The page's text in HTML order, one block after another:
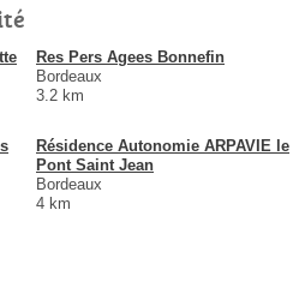
Res Pers Agees Bonnefin
Bordeaux
3.2 km
Résidence Autonomie ARPAVIE le
Pont Saint Jean
Bordeaux
4 km